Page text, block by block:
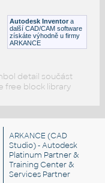
Autodesk Inventor a
další CAD/CAM software
získáte výhodně u firmy
ARKANCE
detail součást
free block library
ARKANCE (CAD
Studio) - Autodesk
Platinum Partner &
Training Center &
Services Partner